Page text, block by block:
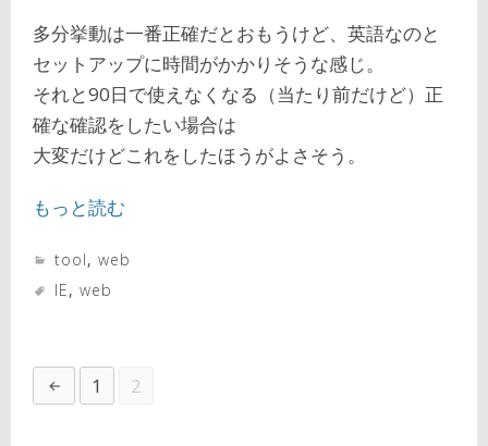
多分挙動は一番正確だとおもうけど、英語なのと
セットアップに時間がかかりそうな感じ。
それと90日で使えなくなる（当たり前だけど）正
確な確認をしたい場合は
大変だけどこれをしたほうがよさそう。
もっと読む
tool, web
IE, web
1 2